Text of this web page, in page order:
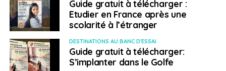
l’étranger. Ce qui est intéressant, c’est ce qui est sous-
jacent :« Surtout, ne ronronnez pas ! »Le président
réseau, maintenant il nous demande de faire fructifier
ce patrimoine. Qui n’avance pas recule, cette
Guide gratuit à télécharger :
Etudier en France après une
scolarité à l’étranger
DESTINATIONS AU BANC D'ESSAI
Guide gratuit à télécharger:
S’implanter dans le Golfe